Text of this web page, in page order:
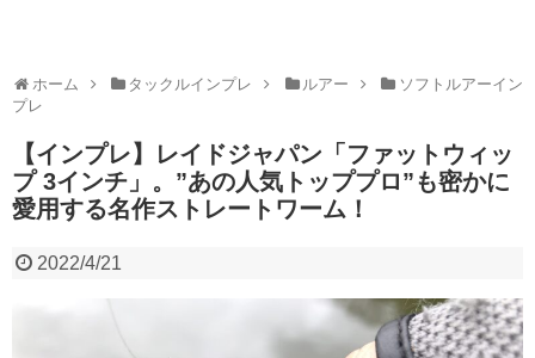
ホーム タックルインプレ ルアー
ソフトルアーイン
プレ
【インプレ】レイドジャパン「ファットウィッ
プ 3インチ」。”あの人気トッププロ”も密かに
愛用する名作ストレートワーム！
2022/4/21